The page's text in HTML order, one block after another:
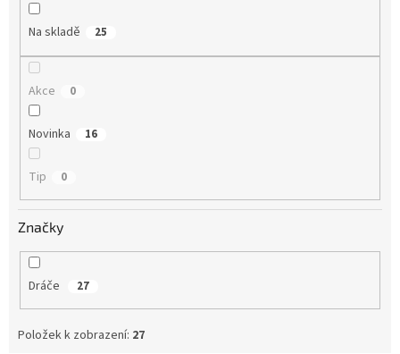
Na skladě 25
Akce 0
Novinka 16
Tip 0
Značky
Dráče 27
Položek k zobrazení: 27